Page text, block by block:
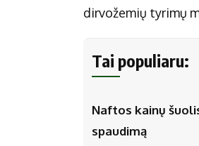
dirvožemių tyrimų
Tai populiaru:
Naftos kainų
spaudimą